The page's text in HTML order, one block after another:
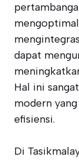
dapat
Hal ini
modern
efisiensi.
Di